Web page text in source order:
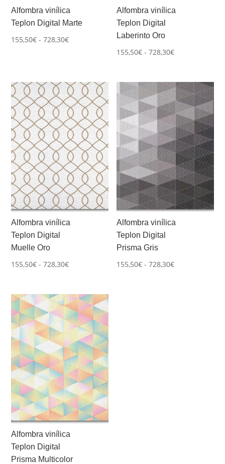
Alfombra vinílica
Teplon Digital Marte
155,50€ - 728,30€Rango
155,50€
hasta
728,30€
Alfombra vinílica
Teplon Digital
Laberinto Oro
155,50€ - 728,30€Rango
desde
155,50€
hasta
728,30€
Alfombra vinílica
Teplon Digital
Muelle Oro
155,50€ - 728,30€Rango
desde
155,50€
hasta
728,30€
Alfombra vinílica
Teplon Digital
Prisma Gris
155,50€ - 728,30€Rango
Alfombra vinílica
Teplon Digital
Prisma Multicolor